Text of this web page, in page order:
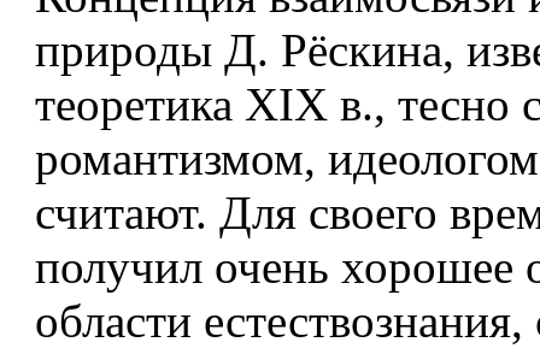
природы Д. Рёскина,
теоретика XIX в., тесно
романтизмом, идеологом
считают. Для своего
получил очень хорошее
области естествознания,